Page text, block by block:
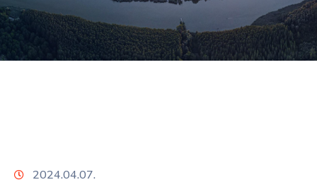
Információk
Események
2024.04.07.